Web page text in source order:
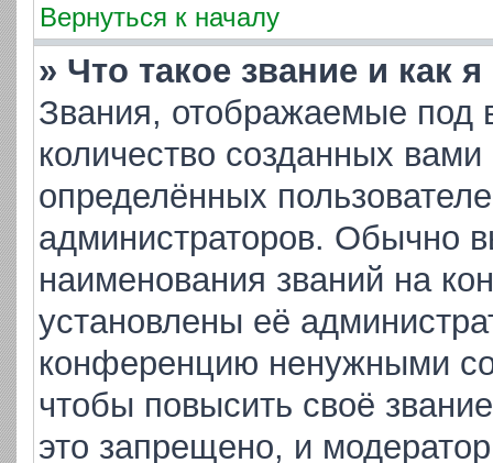
Вернуться к началу
» Что такое звание и как
Звания, отображаемые
количество созданных
определённых
администраторов. Обычно
наименования званий на
установлены её
конференцию ненужными
чтобы повысить своё
это запрещено, и